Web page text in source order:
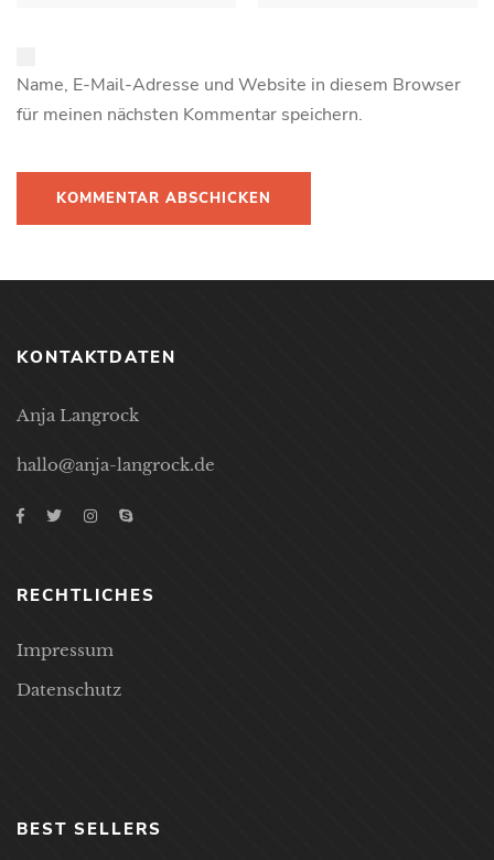
Name, E-Mail-Adresse und Website in diesem Browser
für meinen nächsten Kommentar speichern.
KONTAKTDATEN
Anja Langrock
hallo@anja-langrock.de
RECHTLICHES
Impressum
Datenschutz
BEST SELLERS